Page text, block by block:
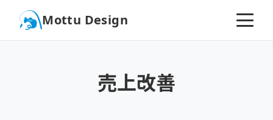
Mottu Design
売上改善